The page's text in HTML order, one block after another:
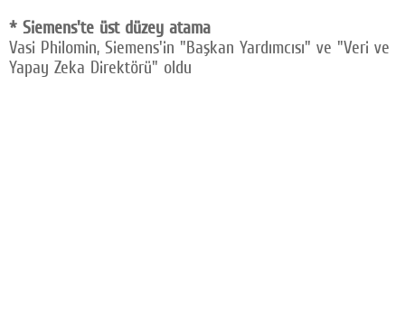
* Siemens'te üst düzey atama
Vasi Philomin, Siemens'in "Başkan Yardımcısı" ve "Veri ve
Yapay Zeka Direktörü" oldu